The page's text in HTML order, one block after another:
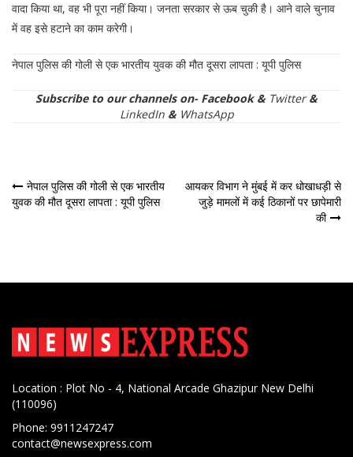
वादा किया था, वह भी पूरा नहीं किया। जनता सरकार से ऊब चुकी है। आने वाले चुनाव
में वह इसे हटाने का काम करेगी।
नेपाल पुलिस की गोली से एक भारतीय युवक की मौत दूसरा लापता : यूपी पुलिस
Subscribe to our channels on- Facebook & Twitter&
LinkedIn& WhatsApp
पोस्ट
नेविगेशन
नेपाल पुलिस की गोली से एक भारतीय
युवक की मौत दूसरा लापता : यूपी पुलिस
आयकर विभाग ने मुंबई में कर धोखाधड़ी से
जुड़े मामलों में कई ठिकानों पर छापेमारी
की
Location : Plot No - 4, National Arcade Ghazipur New Delhi
(110096)
Phone: 9911247247
contact@newsexpress.com